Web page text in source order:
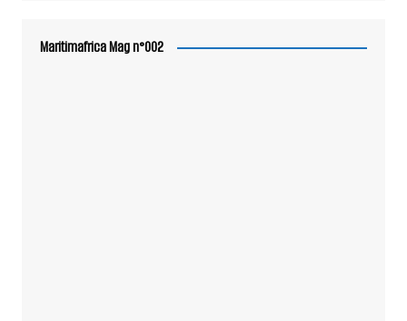
Maritimafrica Mag n°002